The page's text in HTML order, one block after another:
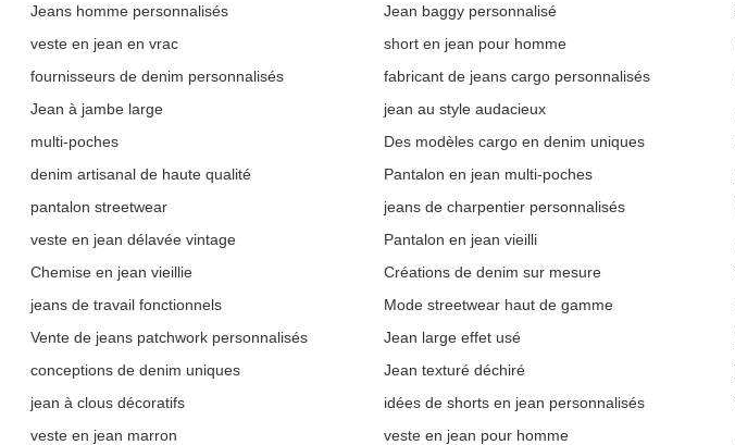
Jeans homme personnalisés
Jean baggy personnalisé
veste en jean en vrac
short en jean pour homme
fournisseurs de denim personnalisés
fabricant de jeans cargo personnalisés
Jean à jambe large
jean au style audacieux
multi-poches
Des modèles cargo en denim uniques
denim artisanal de haute qualité
Pantalon en jean multi-poches
pantalon streetwear
jeans de charpentier personnalisés
veste en jean délavée vintage
Pantalon en jean vieilli
Chemise en jean vieillie
Créations de denim sur mesure
jeans de travail fonctionnels
Mode streetwear haut de gamme
Vente de jeans patchwork personnalisés
Jean large effet usé
conceptions de denim uniques
Jean texturé déchiré
jean à clous décoratifs
idées de shorts en jean personnalisés
veste en jean marron
veste en jean pour homme